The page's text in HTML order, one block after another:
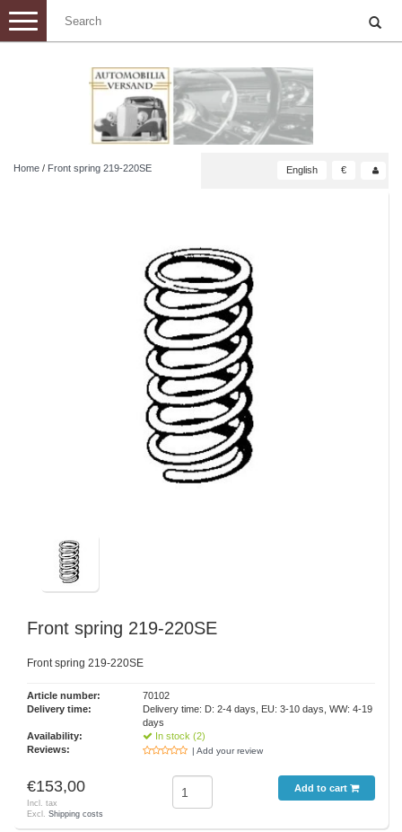
Toggle
navigation
Home / Front spring 219-220SE English €
Front spring 219-220SE
Front spring 219-220SE
Article number:
70102
Delivery time:
Delivery time: D: 2-4 days, EU: 3-10 days, WW: 4-19
days
Availability:
In stock (2)
Reviews:
| Add your review
€153,00
Incl. tax
Excl. Shipping costs
Add to cart